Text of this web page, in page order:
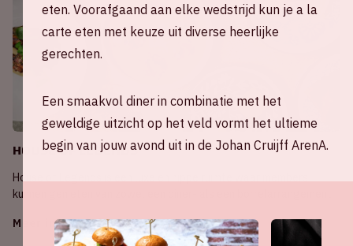
House of Legends
House of Legends is een luxe en hippe ruimte waar members
kunnen genieten van zowel een diner- als een borrelarrangement.
Meer informatie
eten. Voorafgaand aan elke wedstrijd kun je a la
carte eten met keuze uit diverse heerlijke
gerechten.
Een smaakvol diner in combinatie met het
geweldige uitzicht op het veld vormt het ultieme
begin van jouw avond uit in de Johan Cruijff ArenA.